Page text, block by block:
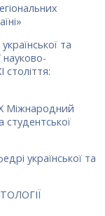
та
науково-
Міжнародний
студентської
української та